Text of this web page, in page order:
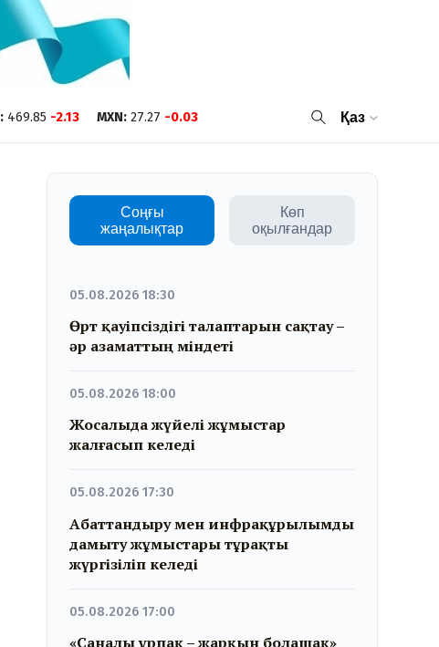
: 469.85 -2.13 MXN: 27.27 -0.03 Қаз
Соңғы
жаңалықтар
Көп
оқылғандар
05.08.2026 18:30
Өрт қауіпсіздігі талаптарын сақтау –
әр азаматтың міндеті
05.08.2026 18:00
Жосалыда жүйелі жұмыстар
жалғасып келеді
05.08.2026 17:30
Абаттандыру мен инфрақұрылымды
дамыту жұмыстары тұрақты
жүргізіліп келеді
05.08.2026 17:00
«Саналы ұрпақ – жарқын болашақ»